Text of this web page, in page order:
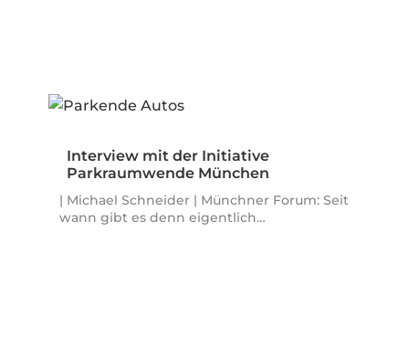
Interview mit der Initiative
Parkraumwende München
| Michael Schneider | Münchner Forum: Seit
wann gibt es denn eigentlich…